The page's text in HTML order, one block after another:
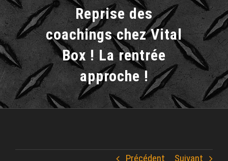
Reprise des
coachings chez Vital
Box ! La rentrée
approche !
Précédent Suivant